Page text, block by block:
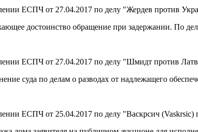
ЕСПЧ от 27.04.2017 по делу "Жердев против
достоинство обращение при задержании. По
ЕСПЧ от 27.04.2017 по делу "Шмидт против
суда по делам о разводах от надлежащего
ЕСПЧ от 25.04.2017 по делу "Васкрсич